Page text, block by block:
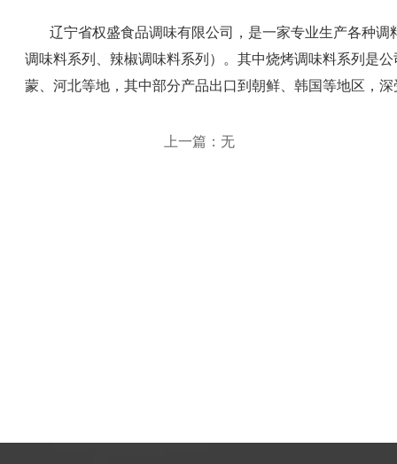
辽宁省权盛食品调味有限公司，是一家专业生产各种调
调味料系列、辣椒调味料系列）。其中烧烤调味料系列是
蒙、河北等地，其中部分产品出口到朝鲜、韩国等地区，
上一篇：无